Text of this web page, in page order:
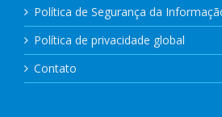
Política de Segurança da
Política de privacidade global
Contato